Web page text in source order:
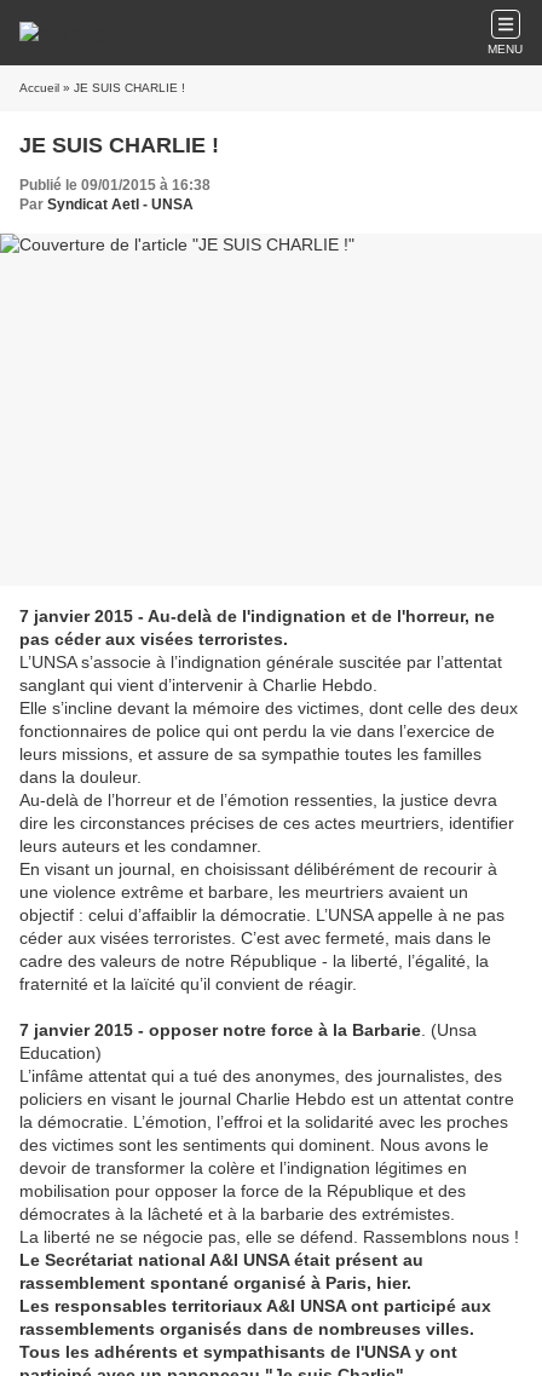
MENU
Accueil » JE SUIS CHARLIE !
JE SUIS CHARLIE !
Publié le 09/01/2015 à 16:38
Par Syndicat AetI - UNSA
7 janvier 2015 - Au-delà de l'indignation et de l'horreur, ne
pas céder aux visées terroristes.
L’UNSA s’associe à l’indignation générale suscitée par l’attentat
sanglant qui vient d’intervenir à Charlie Hebdo.
Elle s’incline devant la mémoire des victimes, dont celle des deux
fonctionnaires de police qui ont perdu la vie dans l’exercice de
leurs missions, et assure de sa sympathie toutes les familles
dans la douleur.
Au-delà de l’horreur et de l’émotion ressenties, la justice devra
dire les circonstances précises de ces actes meurtriers, identifier
leurs auteurs et les condamner.
En visant un journal, en choisissant délibérément de recourir à
une violence extrême et barbare, les meurtriers avaient un
objectif : celui d’affaiblir la démocratie. L’UNSA appelle à ne pas
céder aux visées terroristes. C’est avec fermeté, mais dans le
cadre des valeurs de notre République - la liberté, l’égalité, la
fraternité et la laïcité qu’il convient de réagir.
7 janvier 2015 - opposer notre force à la Barbarie . (Unsa
Education)
L’infâme attentat qui a tué des anonymes, des journalistes, des
policiers en visant le journal Charlie Hebdo est un attentat contre
la démocratie. L’émotion, l’effroi et la solidarité avec les proches
des victimes sont les sentiments qui dominent. Nous avons le
devoir de transformer la colère et l’indignation légitimes en
mobilisation pour opposer la force de la République et des
démocrates à la lâcheté et à la barbarie des extrémistes.
La liberté ne se négocie pas, elle se défend. Rassemblons nous !
Le Secrétariat national A&I UNSA était présent au
rassemblement spontané organisé à Paris, hier.
Les responsables territoriaux A&I UNSA ont participé aux
rassemblements organisés dans de nombreuses villes.
Tous les adhérents et sympathisants de l'UNSA y ont